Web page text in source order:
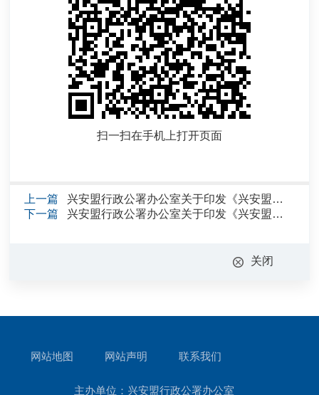
扫一扫在手机上打开页面
上一篇
兴安盟行政公署办公室关于印发《兴安盟盟长质量奖管理办法》的通知
下一篇
兴安盟行政公署办公室关于印发《兴安盟低空经济高质量发展三年行动方案（2025—2027年）》的通知
关闭
网站地图 网站声明 联系我们
主办单位：兴安盟行政公署办公室